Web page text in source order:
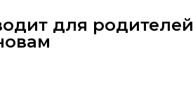
для родителей